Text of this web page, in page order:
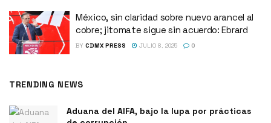
México, sin claridad sobre nuevo arancel al
cobre; jitomate sigue sin acuerdo: Ebrard
BY CDMX PRESS JULIO 8, 2025 0
TRENDING NEWS
Aduana del AIFA, bajo la lupa por prácticas